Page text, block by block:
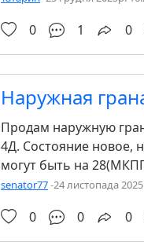
0 1 0
Наружная
Продам наружную
4Д. Состояние новое,
могут быть на
senator77-24 листопада
0 0 0